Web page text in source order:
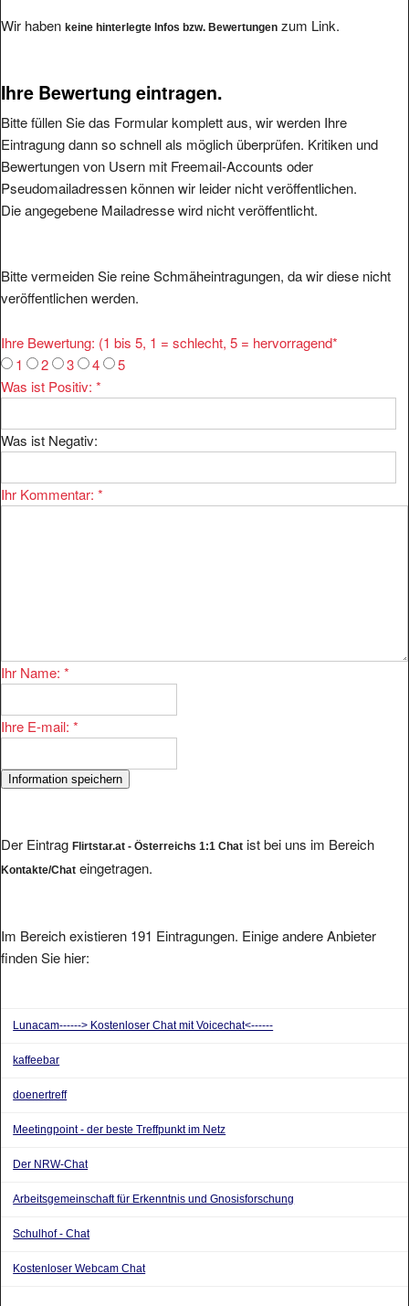
Wir haben keine hinterlegte Infos bzw. Bewertungen zum Link.
Ihre Bewertung eintragen.
Bitte füllen Sie das Formular komplett aus, wir werden Ihre
Eintragung dann so schnell als möglich überprüfen. Kritiken und
Bewertungen von Usern mit Freemail-Accounts oder
Pseudomailadressen können wir leider nicht veröffentlichen.
Die angegebene Mailadresse wird nicht veröffentlicht.
Bitte vermeiden Sie reine Schmäheintragungen, da wir diese nicht
veröffentlichen werden.
Ihre Bewertung: (1 bis 5, 1 = schlecht, 5 = hervorragend*
1
2 3 4
5
Was ist Positiv: *
Was ist Negativ:
Ihr Kommentar: *
Ihr Name: *
Ihre E-mail: *
Der Eintrag Flirtstar.at - Österreichs 1:1 Chat ist bei uns im Bereich
Kontakte/Chat eingetragen.
Im Bereich existieren 191 Eintragungen. Einige andere Anbieter
finden Sie hier:
Lunacam------> Kostenloser Chat mit Voicechat<------
kaffeebar
doenertreff
Meetingpoint - der beste Treffpunkt im Netz
Der NRW-Chat
Arbeitsgemeinschaft für Erkenntnis und Gnosisforschung
Schulhof - Chat
Kostenloser Webcam Chat